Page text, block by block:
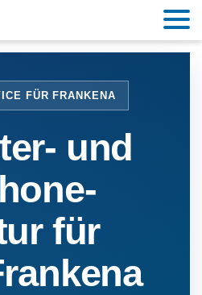
FÜR FRANKENA
und
für